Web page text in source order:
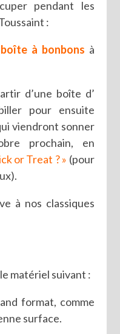
pendant les
:
boîte à bonbons à
d’une boîte d’
pour ensuite
viendront sonner
prochain, en
or Treat ? » (pour
à nos classiques
matériel suivant :
format, comme
surface.